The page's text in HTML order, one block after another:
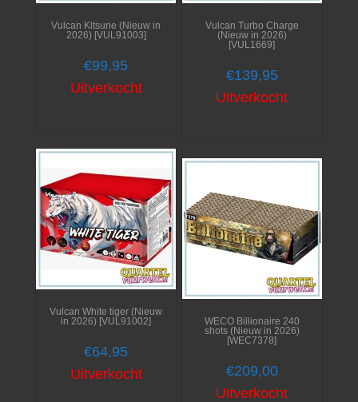
Vulcan Kitsune (Nieuw in
2026) [VUL91003]
€99,95
Uitverkocht
Vulcan Turbo Charge
(Nieuw in 2026)
[VUL1669]
€139,95
Uitverkocht
Vulcan White tiger (Nieuw
in 2026) [VUL91002]
€64,95
Uitverkocht
WECO Billionaire 240
shots (Nieuw in 2026)
[WEC7378]
€209,00
Uitverkocht